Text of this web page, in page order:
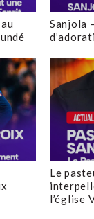
Sanjola
Le
l’église